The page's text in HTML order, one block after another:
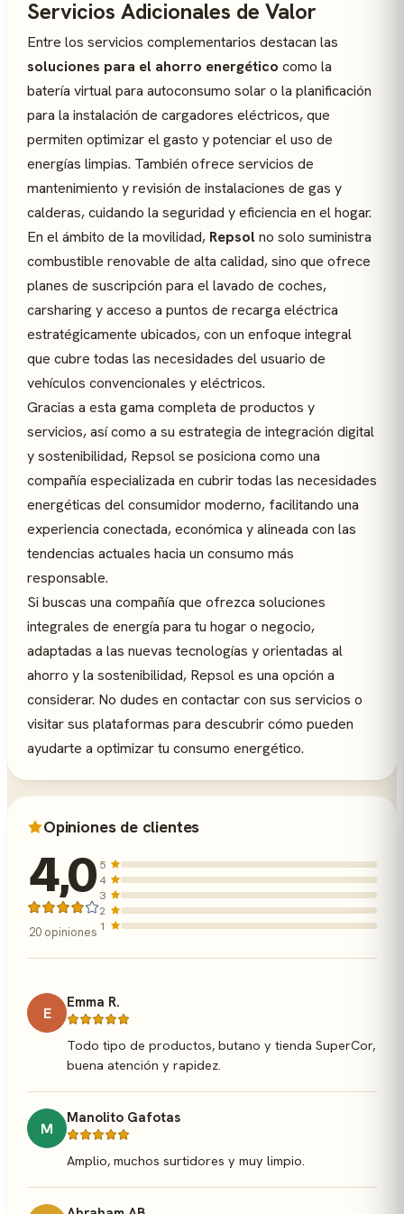
Servicios Adicionales de Valor
Entre los servicios complementarios destacan las
soluciones para el ahorro energético como la
batería virtual para autoconsumo solar o la planificación
para la instalación de cargadores eléctricos, que
permiten optimizar el gasto y potenciar el uso de
energías limpias. También ofrece servicios de
mantenimiento y revisión de instalaciones de gas y
calderas, cuidando la seguridad y eficiencia en el hogar.
En el ámbito de la movilidad, Repsolno solo suministra
combustible renovable de alta calidad, sino que ofrece
planes de suscripción para el lavado de coches,
carsharing y acceso a puntos de recarga eléctrica
estratégicamente ubicados, con un enfoque integral
que cubre todas las necesidades del usuario de
vehículos convencionales y eléctricos.
Gracias a esta gama completa de productos y
servicios, así como a su estrategia de integración digital
y sostenibilidad, Repsol se posiciona como una
compañía especializada en cubrir todas las necesidades
energéticas del consumidor moderno, facilitando una
experiencia conectada, económica y alineada con las
tendencias actuales hacia un consumo más
responsable.
Si buscas una compañía que ofrezca soluciones
integrales de energía para tu hogar o negocio,
adaptadas a las nuevas tecnologías y orientadas al
ahorro y la sostenibilidad, Repsol es una opción a
considerar. No dudes en contactar con sus servicios o
visitar sus plataformas para descubrir cómo pueden
ayudarte a optimizar tu consumo energético.
Opiniones de clientes
4,0
20 opiniones
5
4
3
2
1
E
Emma R.
Todo tipo de productos, butano y tienda SuperCor,
buena atención y rapidez.
M
Manolito Gafotas
Amplio, muchos surtidores y muy limpio.